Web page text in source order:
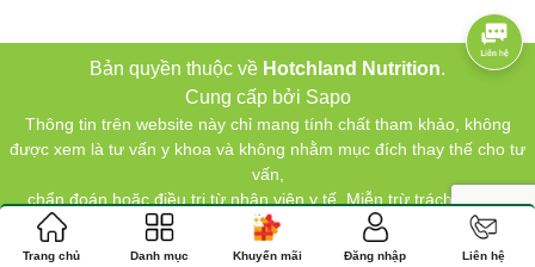
Bản quyền thuộc về Hotchland Nutrition.
Cung cấp bởi Sapo
Thông tin trên website này chỉ mang tính chất tham khảo, không
được xem là tư vấn y khoa và không nhằm mục đích thay thế cho tư
vấn,
chẩn đoán hoặc điều trị từ nhân viên y tế. Miễn trừ trách nhiệm.
Trang chủ Danh mục Khuyến mãi Đăng nhập Liên hệ